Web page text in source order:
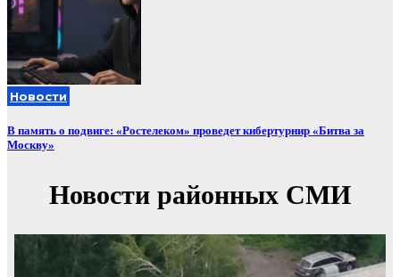
Новости
В память о подвиге: «Ростелеком» проведет кибертурнир «Битва за
Москву»